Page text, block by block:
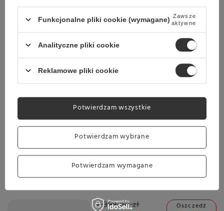
1 499,00 zł 900,00 zł
Wysyłkajeszcze dzisiaj
Towar dostępny w magazynie
Darmowa dostawa
Sprawdź cennik
Promocja
OUTLET 86541- Ekspres do kawy Melitta Latticia OT F30/0-
2 399,00 zł Oszczedź
Funkcjonalne pliki cookie (wymagane) Zawsze
aktywne
Analityczne pliki cookie
Reklamowe pliki cookie
Potwierdzam wybrane
Potwierdzam wymagane
Potwierdzam wszystkie